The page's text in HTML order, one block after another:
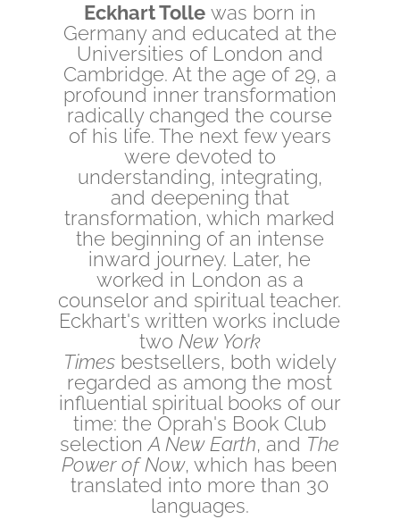
Eckhart Tollewas born in
Germany and educated at the
Universities of London and
Cambridge. At the age of 29, a
profound inner transformation
radically changed the course
of his life. The next few years
were devoted to
understanding, integrating,
and deepening that
transformation, which marked
the beginning of an intense
inward journey. Later, he
worked in London as a
counselor and spiritual teacher.
Eckhart's written works include
two New York
Timesbestsellers, both widely
regarded as among the most
influential spiritual books of our
time: the Oprah's Book Club
selectionA New Earth, and The
Power of Now, which has been
translated into more than 30
languages.